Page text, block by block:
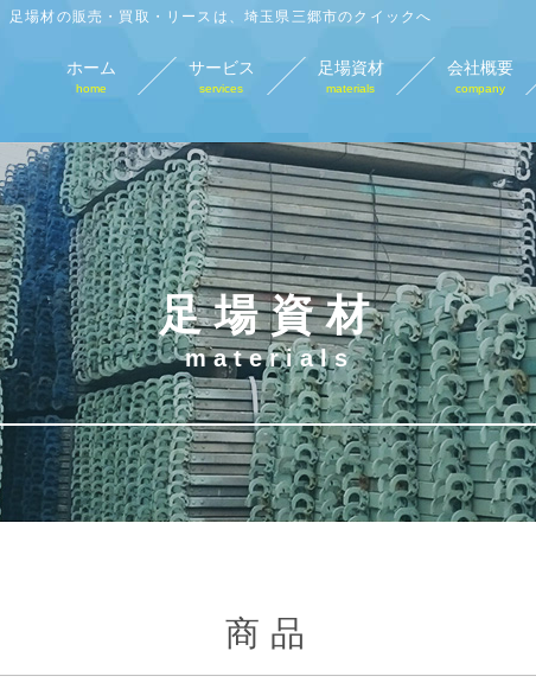
足場材の販売・買取・リースは、埼玉県三郷市のクイックへ
ホーム
home
サービス
services
足場材販売
sales
足場材買取
purchase
足場材リース
lease
仮
足場資材
materials
会社概要
company
足場資材
materials
商品